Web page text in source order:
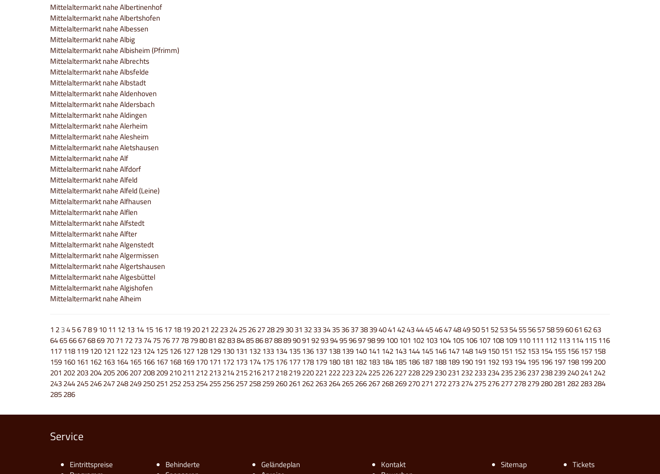
Mittelaltermarkt nahe Albertinenhof
Mittelaltermarkt nahe Albertshofen
Mittelaltermarkt nahe Albessen
Mittelaltermarkt nahe Albig
Mittelaltermarkt nahe Albisheim (Pfrimm)
Mittelaltermarkt nahe Albrechts
Mittelaltermarkt nahe Albsfelde
Mittelaltermarkt nahe Albstadt
Mittelaltermarkt nahe Aldenhoven
Mittelaltermarkt nahe Aldersbach
Mittelaltermarkt nahe Aldingen
Mittelaltermarkt nahe Alerheim
Mittelaltermarkt nahe Alesheim
Mittelaltermarkt nahe Aletshausen
Mittelaltermarkt nahe Alf
Mittelaltermarkt nahe Alfdorf
Mittelaltermarkt nahe Alfeld
Mittelaltermarkt nahe Alfeld (Leine)
Mittelaltermarkt nahe Alfhausen
Mittelaltermarkt nahe Alflen
Mittelaltermarkt nahe Alfstedt
Mittelaltermarkt nahe Alfter
Mittelaltermarkt nahe Algenstedt
Mittelaltermarkt nahe Algermissen
Mittelaltermarkt nahe Algertshausen
Mittelaltermarkt nahe Algesbüttel
Mittelaltermarkt nahe Algishofen
Mittelaltermarkt nahe Alheim
1 234567891011 12131415161718192021 22232425262728293031 32333435363738394041 42434445464748495051 52535455565758596061 6263
6465666768697071 72737475767778798081 82838485868788899091 9293949596979899100101 102103104105106107108109110111 112113114115116
117118119120121 122123124125126127128129130131 132133134135136137138139140141 142143144145146147148149150151 152153154155156157158
159160161 162163164165166167168169170171 172173174175176177178179180181 182183184185186187188189190191 192193194195196197198199200
201 202203204205206207208209210211 212213214215216217218219220221 222223224225226227228229230231 232233234235236237238239240241 242
243244245246247248249250251 252253254255256257258259260261 262263264265266267268269270271 272273274275276277278279280281 282283284
285286
Service
Eintrittspreise
Behinderte
Geländeplan
Kontakt
Sitemap Tickets